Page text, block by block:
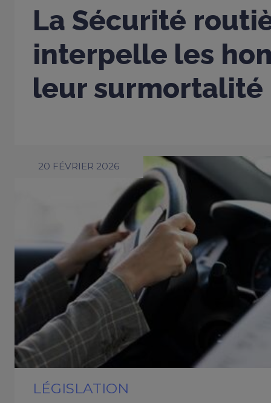
La Sécurité
interpelle les
leur
20 FÉVRIER 2026
LÉGISLATION